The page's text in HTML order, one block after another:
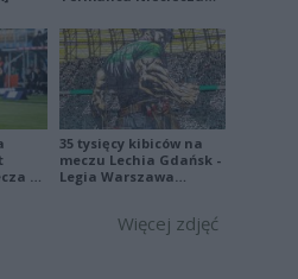
2-
35 tysięcy kibiców na
meczu Lechia Gdańsk -
Legia Warszawa
Więcej zdjęć